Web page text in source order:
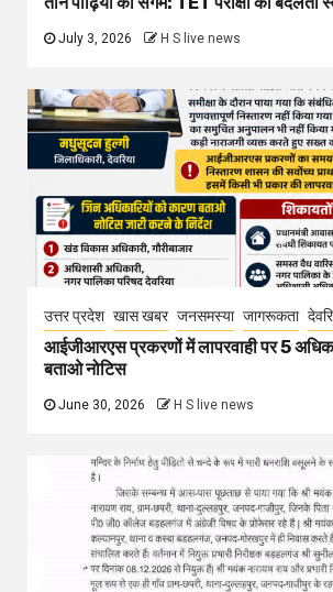
July 3, 2026 H S live news
उत्तर प्रदेश खास खबर जनसमस्या जागरूकता
आईजीआरएस प्रकरणों में लापरवाही पर 5
बताओ नोटिस
June 30, 2026 H S live news